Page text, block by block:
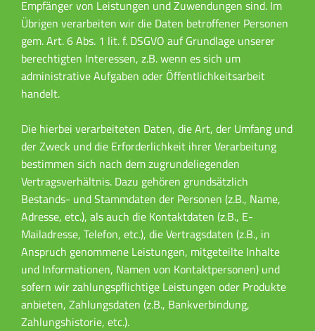
Empfänger von Leistungen und Zuwendungen sind. Im
Übrigen verarbeiten wir die Daten betroffener Personen
gem. Art. 6 Abs. 1 lit. f. DSGVO auf Grundlage unserer
berechtigten Interessen, z.B. wenn es sich um
administrative Aufgaben oder Öffentlichkeitsarbeit
handelt.
Die hierbei verarbeiteten Daten, die Art, der Umfang und
der Zweck und die Erforderlichkeit ihrer Verarbeitung
bestimmen sich nach dem zugrundeliegenden
Vertragsverhältnis. Dazu gehören grundsätzlich
Bestands- und Stammdaten der Personen (z.B., Name,
Adresse, etc.), als auch die Kontaktdaten (z.B., E-
Mailadresse, Telefon, etc.), die Vertragsdaten (z.B., in
Anspruch genommene Leistungen, mitgeteilte Inhalte
und Informationen, Namen von Kontaktpersonen) und
sofern wir zahlungspflichtige Leistungen oder Produkte
anbieten, Zahlungsdaten (z.B., Bankverbindung,
Zahlungshistorie, etc.).